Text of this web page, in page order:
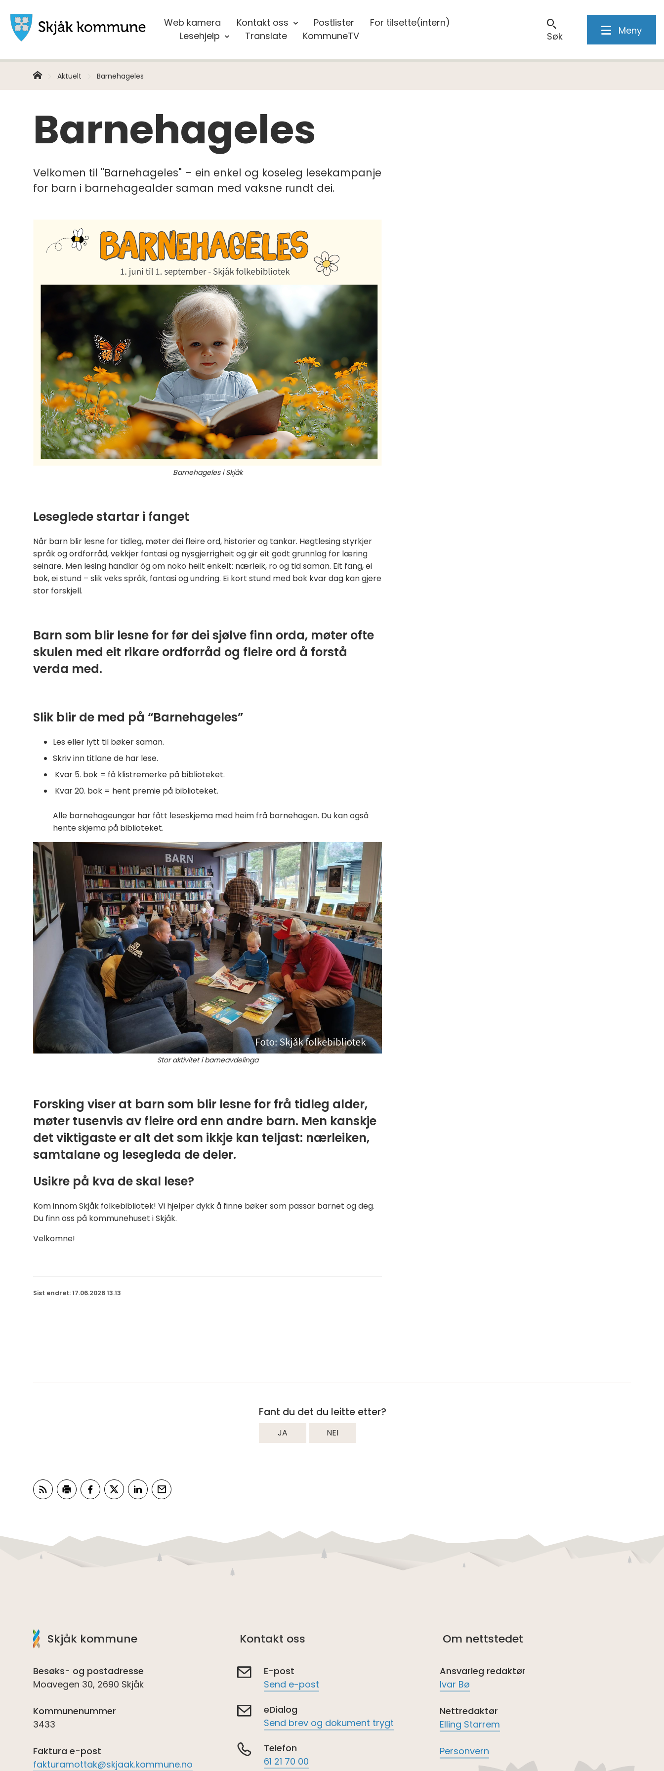
Skjåk
kommune
Web kamera Kontakt oss Postlister
For tilsette(intern)
Lesehjelp
Translate KommuneTV Søk Meny
Du
er
HjemAktuelt Barnehageles
Barnehageles
Velkomen til "Barnehageles" – ein enkel og koseleg lesekampanje
for barn i barnehagealder saman med vaksne rundt dei.
Barnehageles i Skjåk
Leseglede startar i fanget
Når barn blir lesne for tidleg, møter dei fleire ord, historier og tankar. Høgtlesing styrkjer
språk og ordforråd, vekkjer fantasi og nysgjerrigheit og gir eit godt grunnlag for læring
seinare. Men lesing handlar òg om noko heilt enkelt: nærleik, ro og tid saman. Eit fang, ei
bok, ei stund – slik veks språk, fantasi og undring. Ei kort stund med bok kvar dag kan gjere
stor forskjell.
Barn som blir lesne for før dei sjølve finn orda, møter ofte
skulen med eit rikare ordforråd og fleire ord å forstå
verda med.
Slik blir de med på “Barnehageles”
Les eller lytt til bøker saman.
Skriv inn titlane de har lese.
Kvar 5. bok = få klistremerke på biblioteket.
Kvar 20. bok = hent premie på biblioteket.
Alle barnehageungar har fått leseskjema med heim frå barnehagen. Du kan også
hente skjema på biblioteket.
Stor aktivitet i barneavdelinga
Forsking viser at barn som blir lesne for frå tidleg alder,
møter tusenvis av fleire ord enn andre barn. Men kanskje
det viktigaste er alt det som ikkje kan teljast: nærleiken,
samtalane og lesegleda de deler.
Usikre på kva de skal lese?
Kom innom Skjåk folkebibliotek! Vi hjelper dykk å finne bøker som passar barnet og deg.
Du finn oss på kommunehuset i Skjåk.
Velkomne!
Sist endret 17.06.2026 13.13
Fant du det du leitte etter?
JA NEI
Skjåk kommune
Besøks- og postadresse
Moavegen 30, 2690 Skjåk
Kommunenummer
3433
Faktura e-post
fakturamottak@skjaak.kommune.no
Kontakt oss
E-post
Send e-post
eDialog
Send brev og dokument trygt
Telefon
61 21 70 00
Om nettstedet
Ansvarleg redaktør
Ivar Bø
Nettredaktør
Elling Starrem
Personvern